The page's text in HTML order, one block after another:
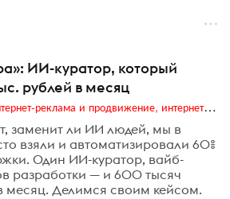
ИИ-куратор, который
рублей в месяц
Digital (web-дизайн, интернет-реклама и продвижение, интернет-сообщества и блоги, интернет-коммуникации, мобильный маркетинг, реклама на цифровых экранах)
заменит ли ИИ людей, мы в
взяли и автоматизировали 60%
Один ИИ-куратор, вайб-
разработки — и 600 тысяч
месяц. Делимся своим кейсом.